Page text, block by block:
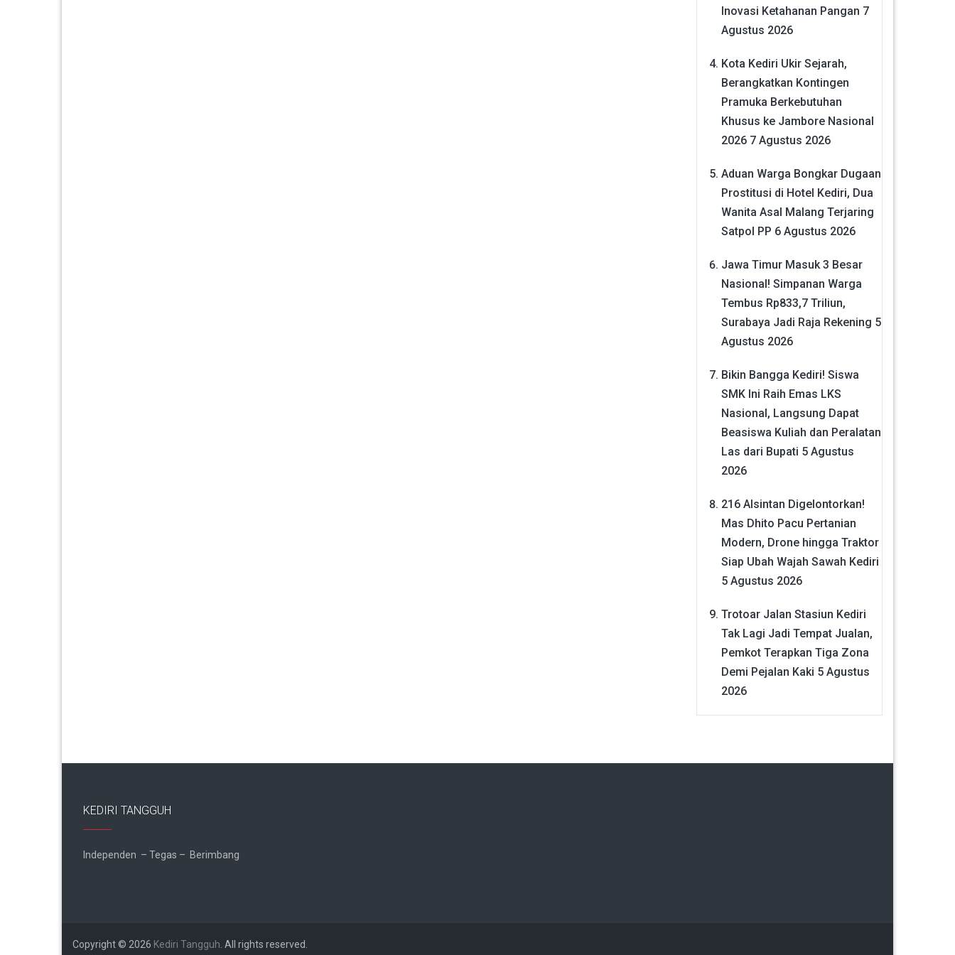
Inovasi Ketahanan Pangan 7
Agustus 2026
Kota Kediri Ukir Sejarah,
Berangkatkan Kontingen
Pramuka Berkebutuhan
Khusus ke Jambore Nasional
2026 7 Agustus 2026
Aduan Warga Bongkar Dugaan
Prostitusi di Hotel Kediri, Dua
Wanita Asal Malang Terjaring
Satpol PP 6 Agustus 2026
Jawa Timur Masuk 3 Besar
Nasional! Simpanan Warga
Tembus Rp833,7 Triliun,
Surabaya Jadi Raja Rekening 5
Agustus 2026
Bikin Bangga Kediri! Siswa
SMK Ini Raih Emas LKS
Nasional, Langsung Dapat
Beasiswa Kuliah dan Peralatan
Las dari Bupati 5 Agustus
2026
216 Alsintan Digelontorkan!
Mas Dhito Pacu Pertanian
Modern, Drone hingga Traktor
Siap Ubah Wajah Sawah Kediri
5 Agustus 2026
Trotoar Jalan Stasiun Kediri
Tak Lagi Jadi Tempat Jualan,
Pemkot Terapkan Tiga Zona
Demi Pejalan Kaki 5 Agustus
2026
KEDIRI TANGGUH
Independen – Tegas – Berimbang
Copyright © 2026 Kediri Tangguh . All rights reserved.